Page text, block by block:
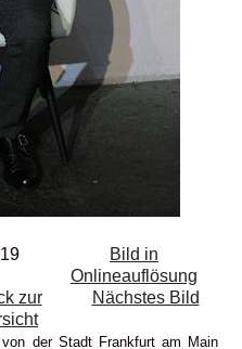
Bild in
Onlineauflösung
zur
Nächstes Bild
der Stadt Frankfurt am Main